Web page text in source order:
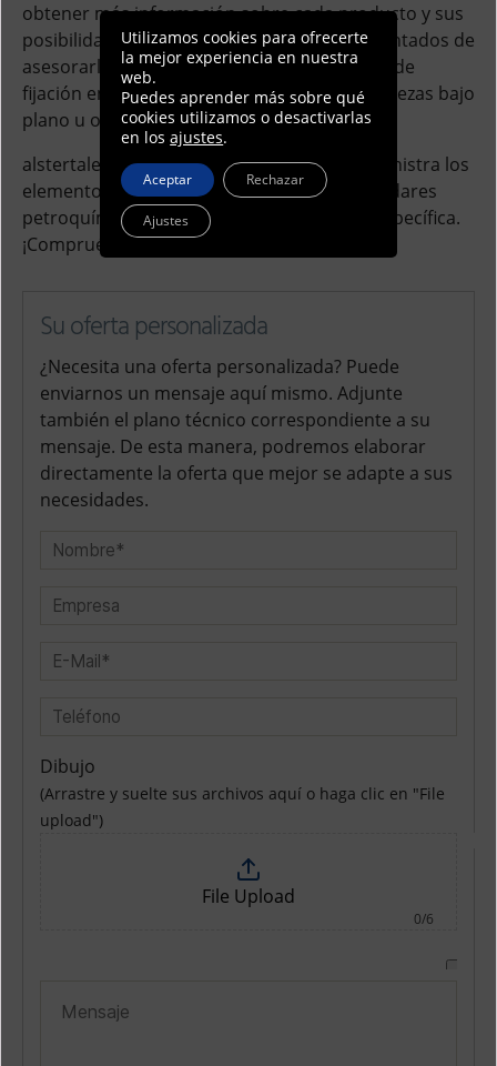
obtener más información sobre cada producto y sus
posibilidades de aplicación. Estaremos encantados de
asesorarle tanto sobre todos los elementos de
fijación en ejecución estándar como sobre piezas bajo
plano u otras piezas fabricadas a medida.
alstertaler
schrauben& präzisionsteile suministra los
elementos de fijación adecuados bajo estándares
petroquímicos para su área de aplicación específica.
¡Compruébelo usted mismo!
Su oferta personalizada
¿Necesita una oferta personalizada? Puede
enviarnos un mensaje aquí mismo. Adjunte
también el plano técnico correspondiente a su
mensaje. De esta manera, podremos elaborar
directamente la oferta que mejor se adapte a sus
necesidades.
Dibujo
(Arrastre y suelte sus archivos aquí o haga clic en "File
upload")
File Upload
0/6
Utilizamos cookies para ofrecerte
la mejor experiencia en nuestra
web.
Puedes aprender más sobre qué
cookies utilizamos o desactivarlas
en losajustes.
Aceptar Rechazar
Ajustes